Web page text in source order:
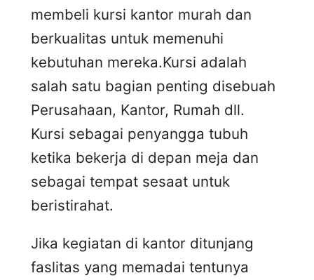
membeli kursi kantor murah dan
berkualitas untuk memenuhi
kebutuhan mereka.Kursi adalah
salah satu bagian penting disebuah
Perusahaan, Kantor, Rumah dll.
Kursi sebagai penyangga tubuh
ketika bekerja di depan meja dan
sebagai tempat sesaat untuk
beristirahat.
Jika kegiatan di kantor ditunjang
faslitas yang memadai tentunya